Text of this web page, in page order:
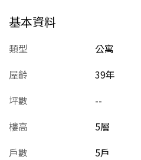
基本資料
類型
公寓
屋齡
39年
坪數
--
樓高
5層
戶數
5戶